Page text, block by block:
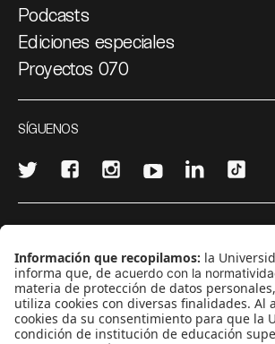
Podcasts
Ediciones especiales
Proyectos 070
SÍGUENOS
CONTÁCTANOS
cerosetenta@uniandes.edu.co
BOGOTÁ, COLOMBIA